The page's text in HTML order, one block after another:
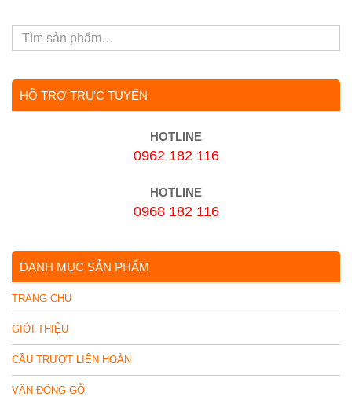
HỖ TRỢ TRỰC TUYẾN
HOTLINE
0962 182 116
HOTLINE
0968 182 116
DANH MỤC SẢN PHẨM
TRANG CHỦ
GIỚI THIỆU
CẦU TRƯỢT LIÊN HOÀN
VẬN ĐỘNG GỖ